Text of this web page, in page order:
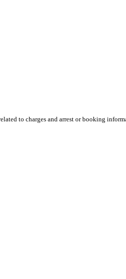
to charges and arrest or booking